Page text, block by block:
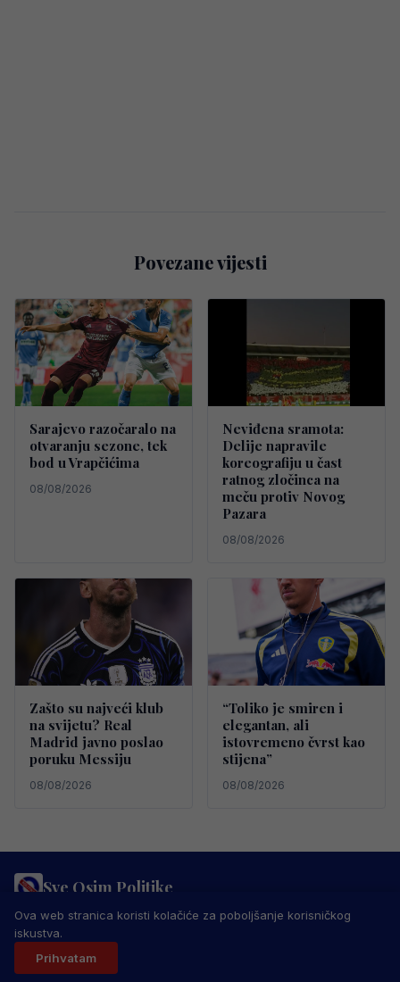
Povezane vijesti
Sarajevo razočaralo na
otvaranju sezone, tek
bod u Vrapčićima
08/08/2026
Neviđena sramota:
Delije napravile
koreografiju u čast
ratnog zločinca na
meču protiv Novog
Pazara
08/08/2026
Zašto su najveći klub
na svijetu? Real
Madrid javno poslao
poruku Messiju
08/08/2026
“Toliko je smiren i
elegantan, ali
istovremeno čvrst kao
stijena”
08/08/2026
Sve Osim Politike
PRAVILA PRIVATNOSTIMARKETING USLOVI KORIŠTENJA
IMPRESSUM
© 2026 Sve Osim Politike. Sva prava zadržana.
Ova web stranica koristi kolačiće za poboljšanje korisničkog
iskustva.
Prihvatam